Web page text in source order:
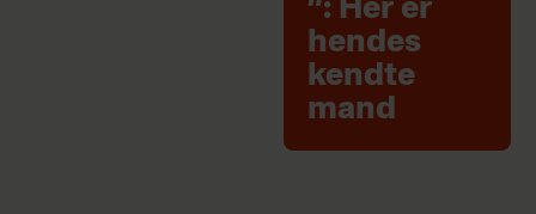
”: Her er
hendes
kendte
mand